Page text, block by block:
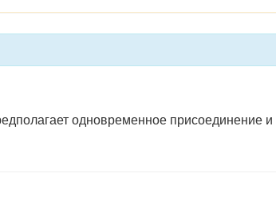
одновременное присоединение